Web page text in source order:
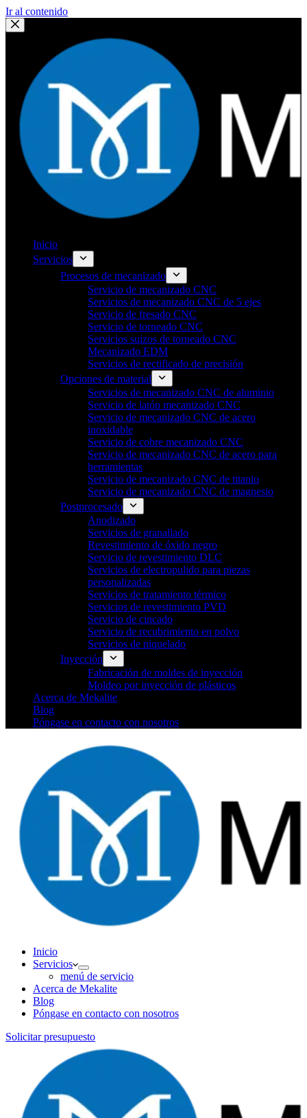
Ir al contenido
Inicio
Servicios
Procesos de mecanizado
Servicio de mecanizado CNC
Servicios de mecanizado CNC de 5 ejes
Servicio de fresado CNC
Servicio de torneado CNC
Servicios suizos de torneado CNC
Mecanizado EDM
Servicios de rectificado de precisión
Opciones de material
Servicios de mecanizado CNC de aluminio
Servicio de latón mecanizado CNC
Servicio de mecanizado CNC de acero
inoxidable
Servicio de cobre mecanizado CNC
Servicio de mecanizado CNC de acero para
herramientas
Servicio de mecanizado CNC de titanio
Servicio de mecanizado CNC de magnesio
Postprocesado
Anodizado
Servicios de granallado
Revestimiento de óxido negro
Servicio de revestimiento DLC
Servicios de electropulido para piezas
personalizadas
Servicios de tratamiento térmico
Servicios de revestimiento PVD
Servicio de cincado
Servicio de recubrimiento en polvo
Servicios de niquelado
Inyección
Fabricación de moldes de inyección
Moldeo por inyección de plásticos
Acerca de Mekalite
Blog
Póngase en contacto con nosotros
Inicio
Servicios
menú de servicio
Acerca de Mekalite
Blog
Póngase en contacto con nosotros
Solicitar presupuesto